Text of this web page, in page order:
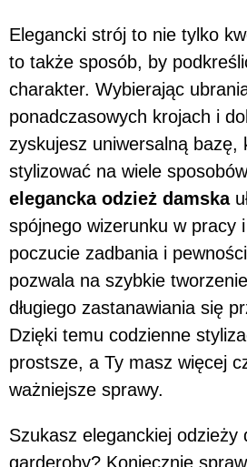
Elegancki strój to nie tylko
to także sposób, by
charakter. Wybierając
ponadczasowych krojach i
zyskujesz uniwersalną bazę,
stylizować na wiele
elegancka odzież damska
spójnego wizerunku w pracy
poczucie zadbania i
pozwala na szybkie
długiego zastanawiania się
Dzięki temu codzienne
prostsze, a Ty masz więcej
ważniejsze sprawy.
Szukasz eleganckiej odzieży
garderoby? Koniecznie